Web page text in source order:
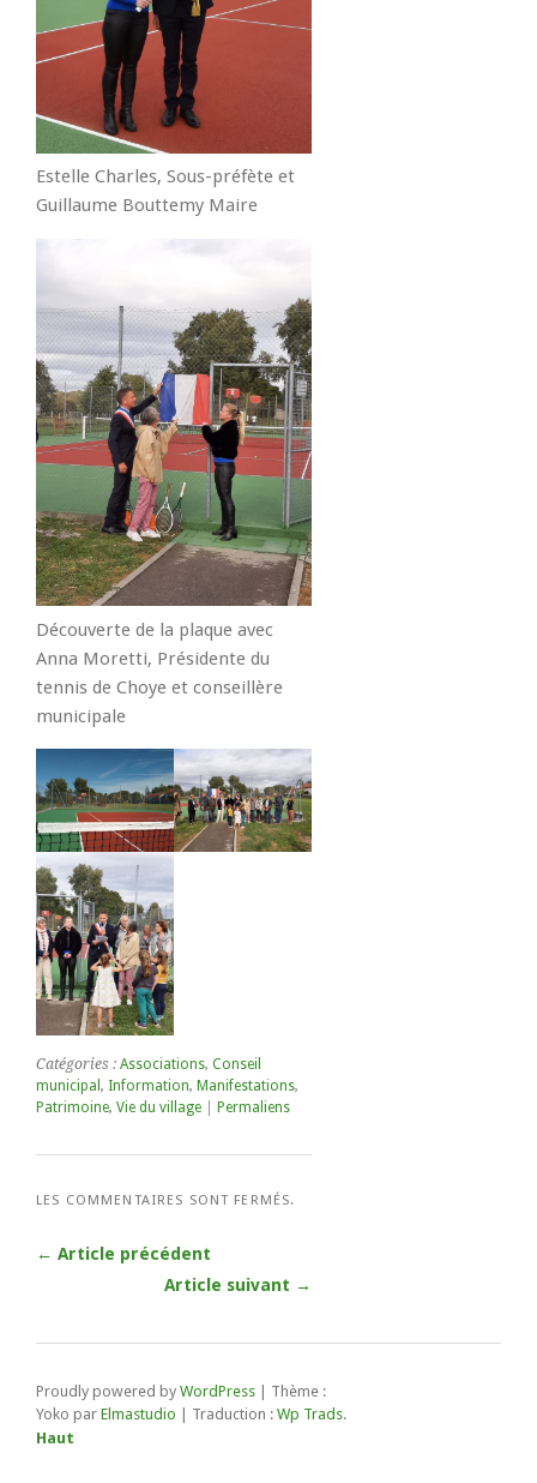
Estelle Charles, Sous-préfète et
Guillaume Bouttemy Maire
Découverte de la plaque avec
Anna Moretti, Présidente du
tennis de Choye et conseillère
municipale
Catégories : Associations, Conseil
municipal , Information, Manifestations,
Patrimoine, Vie du village Permaliens
LES COMMENTAIRES SONT FERMÉS.
← Article précédent
Article suivant →
Proudly powered by WordPress
Thème :
Yoko par Elmastudio | Traduction : Wp Trads.
Haut